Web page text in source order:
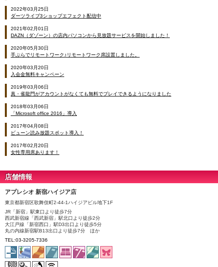
2022年03月25日
ダーツライブ3ショップエフェクト配信中
2021年02月01日
DAZN（ダゾーン）の店内パソコンから見放題サービスを開始しました！
2020年05月30日
手ぶらでリモートワーク♪リモートワーク席設置しました。
2020年03月20日
入会金無料キャンペーン
2019年03月06日
真・雀龍門がアカウントがなくても無料でプレイできるようになりました
2018年03月06日
「Microsoft office 2016」導入
2017年04月08日
ビューン読み放題スポット導入！
2017年02月20日
女性専用席あります！
店舗情報
アプレシオ 新宿ハイジア店
東京都新宿区歌舞伎町2-44-1ハイジアビル地下1F
JR「新宿」駅東口より徒歩7分
西武新宿線「西武新宿」駅北口より徒歩2分
大江戸線「新宿西口」駅D3出口より徒歩5分
丸の内線新宿駅B13出口より徒歩7分 ほか
TEL:03-3205-7336